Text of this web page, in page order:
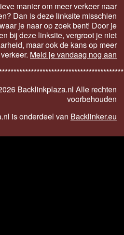
manier om meer verkeer naar
Dan is deze linksite misschien
je naar op zoek bent! Door je
bij deze linksite, vergroot je niet
maar ook de kans op meer
verkeer. Meld je vandaag nog aan
Backlinkplaza.nl Alle rechten
voorbehouden
is onderdeel van Backlinker.eu